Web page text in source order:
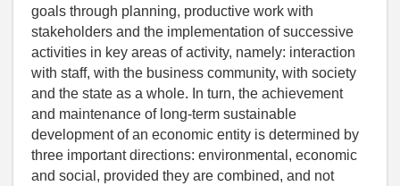
goals through planning, productive work with
stakeholders and the implementation of successive
activities in key areas of activity, namely: interaction
with staff, with the business community, with society
and the state as a whole. In turn, the achievement
and maintenance of long-term sustainable
development of an economic entity is determined by
three important directions: environmental, economic
and social, provided they are combined, and not